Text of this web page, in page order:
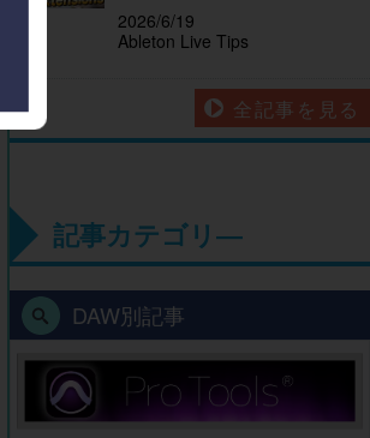
2026/6/19
Ableton Live Tips
全記事を見る
記事カテゴリ―
DAW別記事